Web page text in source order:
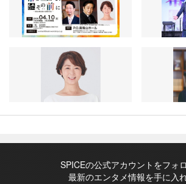
SPICEの公式アカウントをフォ
最新のエンタメ情報を手に入